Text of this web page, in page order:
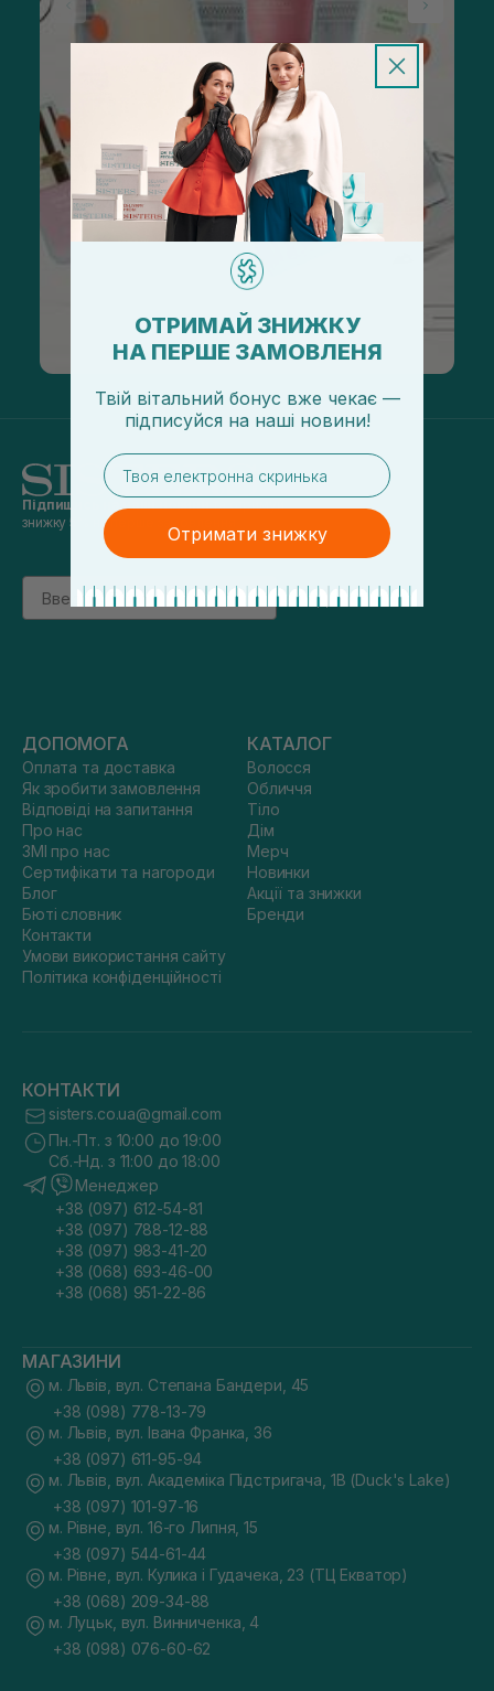
Підпишись на наші новинита отримуй
знижку 5% на перше замовлення
Email
підписатись
ДОПОМОГА
Оплата та доставка
Як зробити замовлення
Відповіді на запитання
Про нас
ЗМІ про нас
Сертифікати та нагороди
Блог
Бюті словник
Контакти
Умови використання сайту
Політика конфіденційності
КАТАЛОГ
Волосся
Обличчя
Тіло
Дім
Мерч
Новинки
Акції та знижки
Бренди
КОНТАКТИ
sisters.co.ua@gmail.com
Пн.-Пт. з 10:00 до 19:00
Сб.-Нд. з 11:00 до 18:00
Менеджер
+38 (097) 612-54-81
+38 (097) 788-12-88
+38 (097) 983-41-20
+38 (068) 693-46-00
+38 (068) 951-22-86
МАГАЗИНИ
м. Львів, вул. Степана Бандери, 45
+38 (098) 778-13-79
м. Львів, вул. Івана Франка, 36
+38 (097) 611-95-94
м. Львів, вул. Академіка Підстригача, 1В (Duck's Lake)
+38 (097) 101-97-16
м. Рівне, вул. 16-го Липня, 15
+38 (097) 544-61-44
м. Рівне, вул. Кулика і Гудачека, 23 (ТЦ Екватор)
+38 (068) 209-34-88
м. Луцьк, вул. Винниченка, 4
+38 (098) 076-60-62
ОТРИМАЙ ЗНИЖКУ
НА ПЕРШЕ ЗАМОВЛЕНЯ
Твій вітальний бонус вже чекає —
підписуйся на наші новини!
email
Отримати знижку